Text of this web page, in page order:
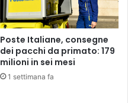
Poste Italiane, consegne
dei pacchi da primato: 179
milioni in sei mesi
1 settimana fa